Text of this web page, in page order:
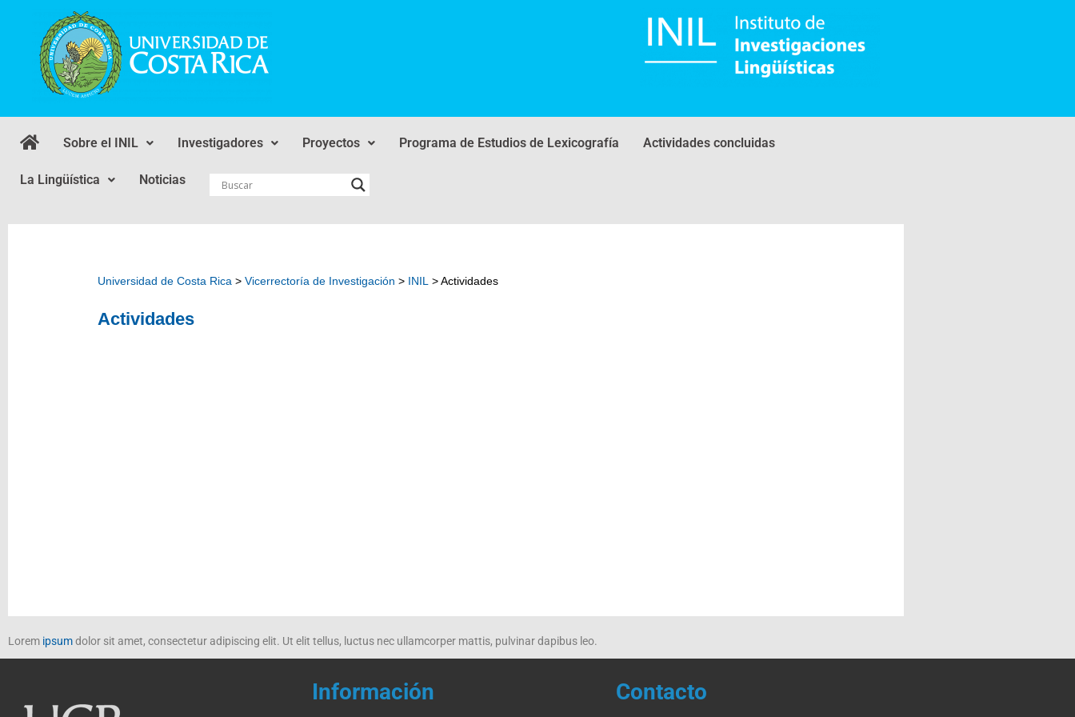
Sobre el INIL Investigadores Proyectos Programa de Estudios de Lexicografía Actividades concluidas
La Lingüística Noticias
Universidad de Costa Rica > Vicerrectoría de Investigación > INIL > Actividades
Actividades
Lorem ipsumdolor sit amet, consectetur adipiscing elit. Ut elit tellus, luctus nec ullamcorper mattis, pulvinar dapibus leo.
Información Contacto